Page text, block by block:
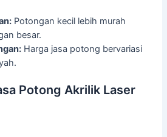
Potongan kecil lebih murah
besar.
Harga jasa potong bervariasi
Potong Akrilik Laser